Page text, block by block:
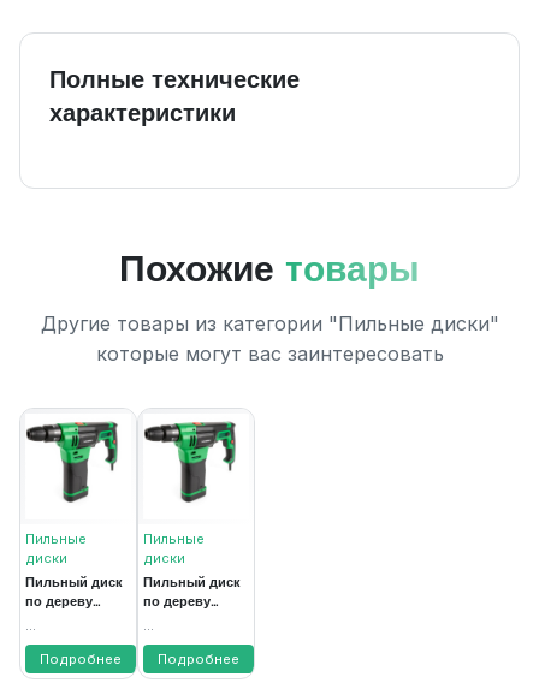
Полные технические
характеристики
Похожие товары
Другие товары из категории "Пильные диски"
которые могут вас заинтересовать
Пильные
диски
Пильный диск
по дереву
...
Подробнее
Пильные
диски
Пильный диск
по дереву
...
Подробнее